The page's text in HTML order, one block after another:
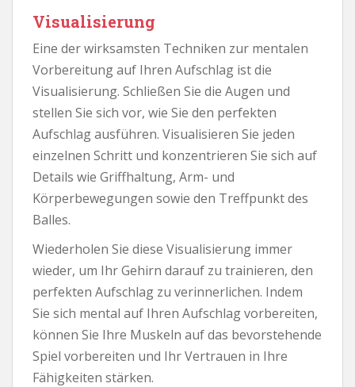
Visualisierung
Eine der wirksamsten Techniken zur mentalen
Vorbereitung auf Ihren Aufschlag ist die
Visualisierung. Schließen Sie die Augen und
stellen Sie sich vor, wie Sie den perfekten
Aufschlag ausführen. Visualisieren Sie jeden
einzelnen Schritt und konzentrieren Sie sich auf
Details wie Griffhaltung, Arm- und
Körperbewegungen sowie den Treffpunkt des
Balles.
Wiederholen Sie diese Visualisierung immer
wieder, um Ihr Gehirn darauf zu trainieren, den
perfekten Aufschlag zu verinnerlichen. Indem
Sie sich mental auf Ihren Aufschlag vorbereiten,
können Sie Ihre Muskeln auf das bevorstehende
Spiel vorbereiten und Ihr Vertrauen in Ihre
Fähigkeiten stärken.